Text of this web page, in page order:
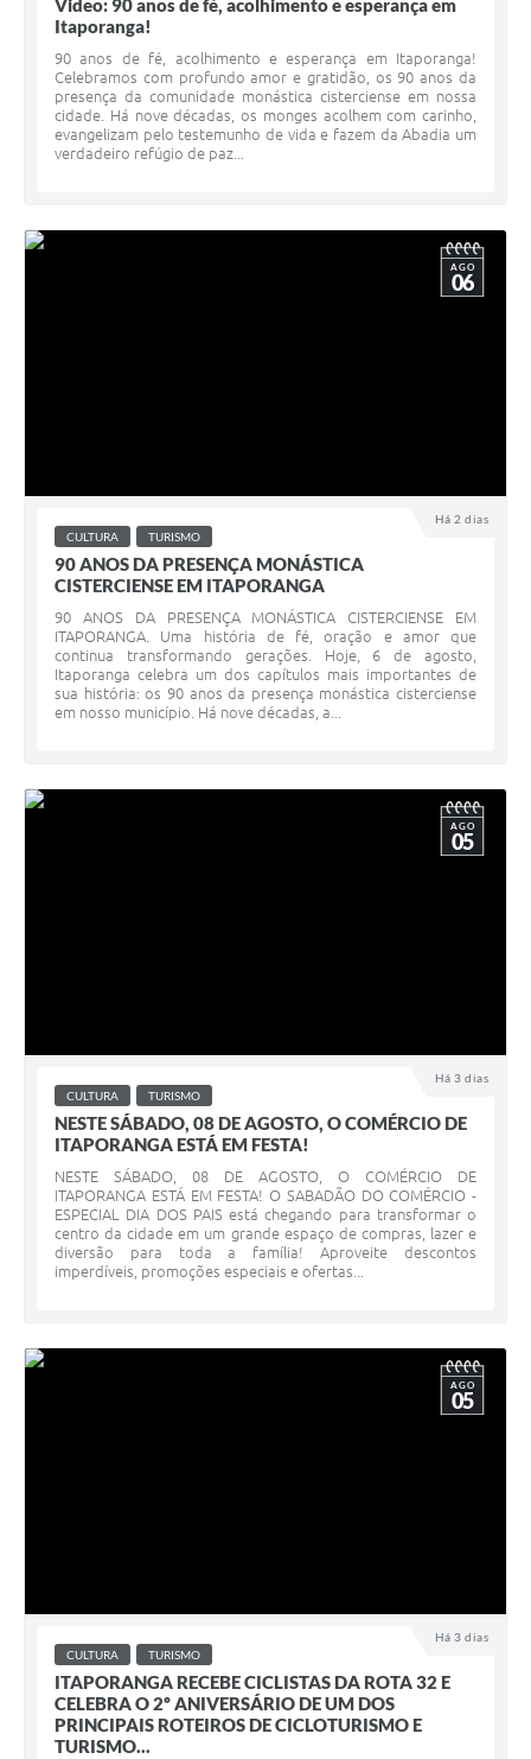
Video: 90 anos de fé, acolhimento e esperança em
Itaporanga!
90 anos de fé, acolhimento e esperança em Itaporanga!
Celebramos com profundo amor e gratidão, os 90 anos da
presença da comunidade monástica cisterciense em nossa
cidade. Há nove décadas, os monges acolhem com carinho,
evangelizam pelo testemunho de vida e fazem da Abadia um
verdadeiro refúgio de paz...
Há 2 dias
AGO
06
CULTURA TURISMO
90 ANOS DA PRESENÇA MONÁSTICA
CISTERCIENSE EM ITAPORANGA
90 ANOS DA PRESENÇA MONÁSTICA CISTERCIENSE EM
ITAPORANGA. Uma história de fé, oração e amor que
continua transformando gerações. Hoje, 6 de agosto,
Itaporanga celebra um dos capítulos mais importantes de
sua história: os 90 anos da presença monástica cisterciense
em nosso município. Há nove décadas, a...
Há 3 dias
AGO
05
CULTURA TURISMO
NESTE SÁBADO, 08 DE AGOSTO, O COMÉRCIO DE
ITAPORANGA ESTÁ EM FESTA!
NESTE SÁBADO, 08 DE AGOSTO, O COMÉRCIO DE
ITAPORANGA ESTÁ EM FESTA! O SABADÃO DO COMÉRCIO -
ESPECIAL DIA DOS PAIS está chegando para transformar o
centro da cidade em um grande espaço de compras, lazer e
diversão para toda a família! Aproveite descontos
imperdíveis, promoções especiais e ofertas...
Há 3 dias
AGO
05
CULTURA TURISMO
ITAPORANGA RECEBE CICLISTAS DA ROTA 32 E
CELEBRA O 2º ANIVERSÁRIO DE UM DOS
PRINCIPAIS ROTEIROS DE CICLOTURISMO E
TURISMO...